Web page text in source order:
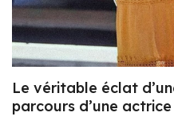
Le véritable éclat
parcours d’une